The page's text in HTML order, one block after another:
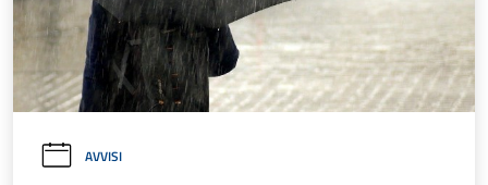
AVVISI